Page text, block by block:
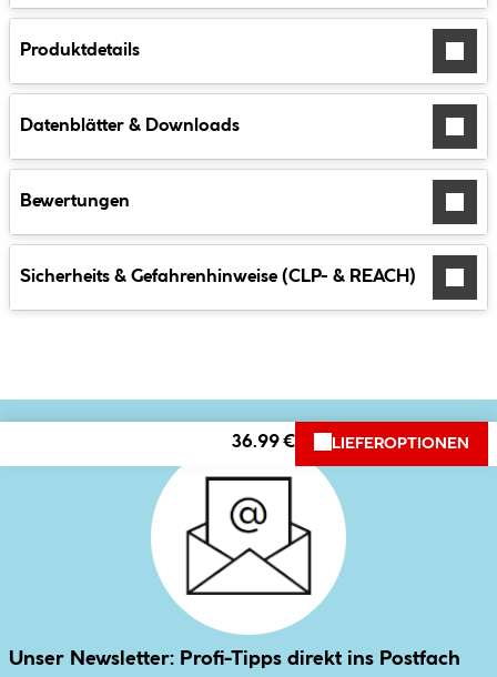
Produktdetails
Datenblätter & Downloads
Bewertungen
Sicherheits & Gefahrenhinweise (CLP- & REACH)
36.99 € LIEFEROPTIONEN
Unser Newsletter: Profi-Tipps direkt ins Postfach